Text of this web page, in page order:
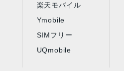
楽天モバイル
Ymobile
SIMフリー
UQmobile